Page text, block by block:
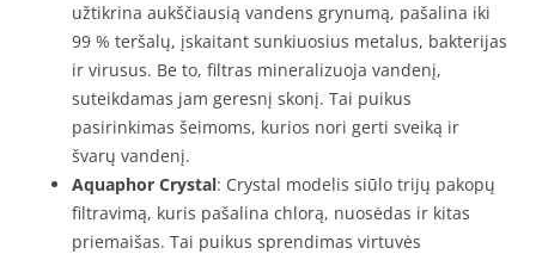
užtikrina aukščiausią vandens grynumą, pašalina iki
99 % teršalų, įskaitant sunkiuosius metalus, bakterijas
ir virusus. Be to, filtras mineralizuoja vandenį,
suteikdamas jam geresnį skonį. Tai puikus
pasirinkimas šeimoms, kurios nori gerti sveiką ir
švarų vandenį.
Aquaphor Crystal: Crystal modelis siūlo trijų pakopų
filtravimą, kuris pašalina chlorą, nuosėdas ir kitas
priemaišas. Tai puikus sprendimas virtuvės